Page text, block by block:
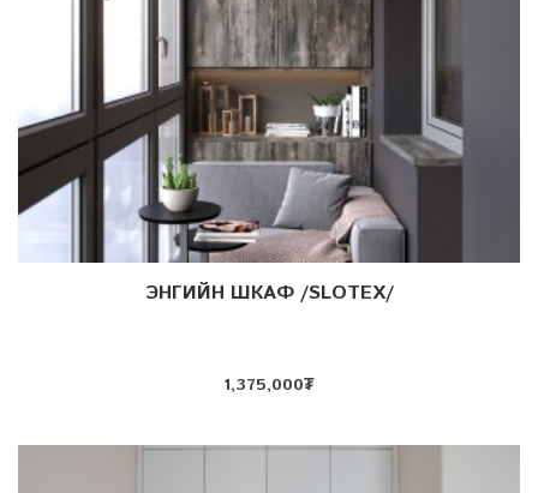
Дэлгэрэнгүй
ЭНГИЙН ШКАФ /SLOTEX/
1,375,000₮